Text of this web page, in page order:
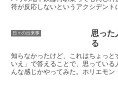
符が反応しないというアクシデント
日々の出来事
思った
る
知らなかったけど、これはちょっ
いえ」で答えることで、思ってい
んな感じかやってみた。ホリエモン